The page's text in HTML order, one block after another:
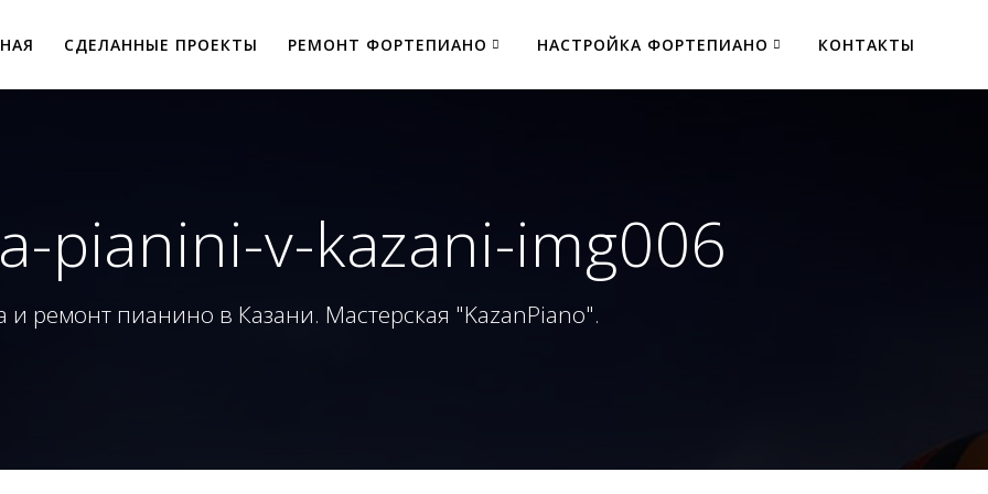
СДЕЛАННЫЕ ПРОЕКТЫ РЕМОНТ ФОРТЕПИАНО НАСТРОЙКА ФОРТЕПИАНО КОНТАКТЫ
pianini-v-kazani-img006
и ремонт пианино в Казани. Мастерская "KazanPiano".